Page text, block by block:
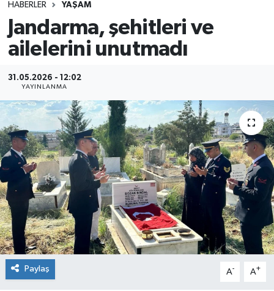
HABERLER YAŞAM
Jandarma, şehitleri ve
ailelerini unutmadı
31.05.2026 - 12:02
YAYINLANMA
Paylaş A- A+
Gündem
Kültür
Magazin
Tüm Manşetler
Son Dakika Haberleri
Haber Arşivi